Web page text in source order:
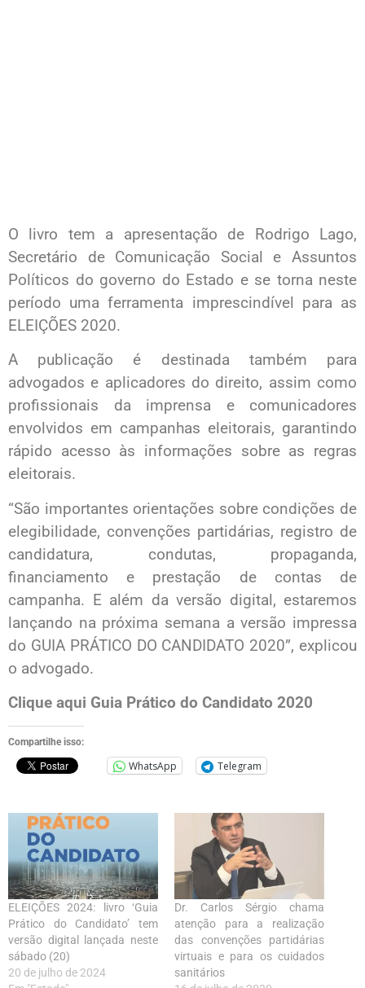
O livro tem a apresentação de Rodrigo Lago,
Secretário de Comunicação Social e Assuntos
Políticos do governo do Estado e se torna neste
período uma ferramenta imprescindível para as
ELEIÇÕES 2020.
A publicação é destinada também para
advogados e aplicadores do direito, assim como
profissionais da imprensa e comunicadores
envolvidos em campanhas eleitorais, garantindo
rápido acesso às informações sobre as regras
eleitorais.
“São importantes orientações sobre condições de
elegibilidade, convenções partidárias, registro de
candidatura, condutas, propaganda,
financiamento e prestação de contas de
campanha. E além da versão digital, estaremos
lançando na próxima semana a versão impressa
do GUIA PRÁTICO DO CANDIDATO 2020”, explicou
o advogado.
Clique aqui Guia Prático do Candidato 2020
Compartilhe isso:
WhatsApp Telegram
ELEIÇÕES 2024: livro ‘Guia
Prático do Candidato’ tem
versão digital lançada neste
sábado (20)
20 de julho de 2024
Dr. Carlos Sérgio chama
atenção para a realização
das convenções partidárias
virtuais e para os cuidados
sanitários